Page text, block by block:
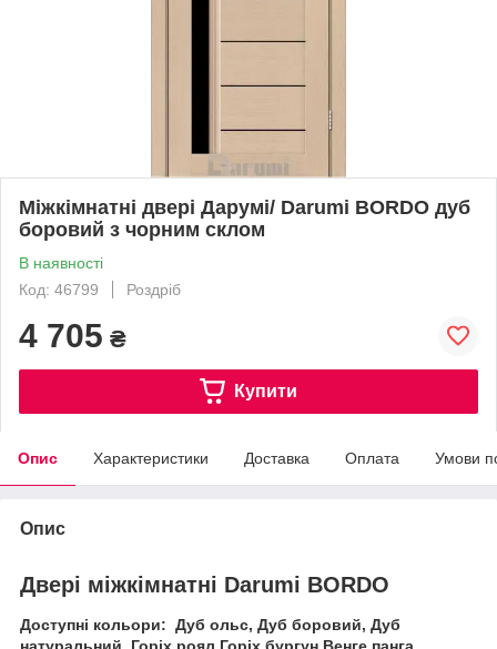
Міжкімнатні двері Дарумі/ Darumi BORDO дуб
боровий з чорним склом
В наявності
Код: 46799
Роздріб
4 705 ₴
Купити
Опис Характеристики Доставка Оплата Умови
Опис
Двері міжкімнатні Darumi BORDO
Доступні кольори: Дуб ольс, Дуб боровий, Дуб